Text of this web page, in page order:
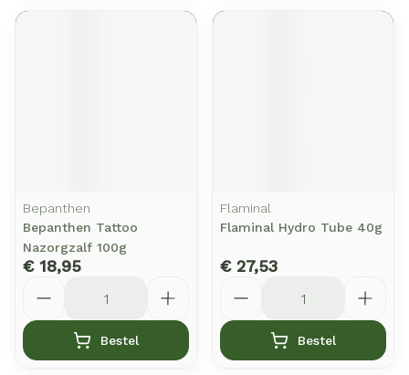
Bepanthen
Bepanthen Tattoo
Nazorgzalf 100g
€ 18,95
Bestel
Flaminal
Flaminal Hydro Tube 40g
€ 27,53
Bestel